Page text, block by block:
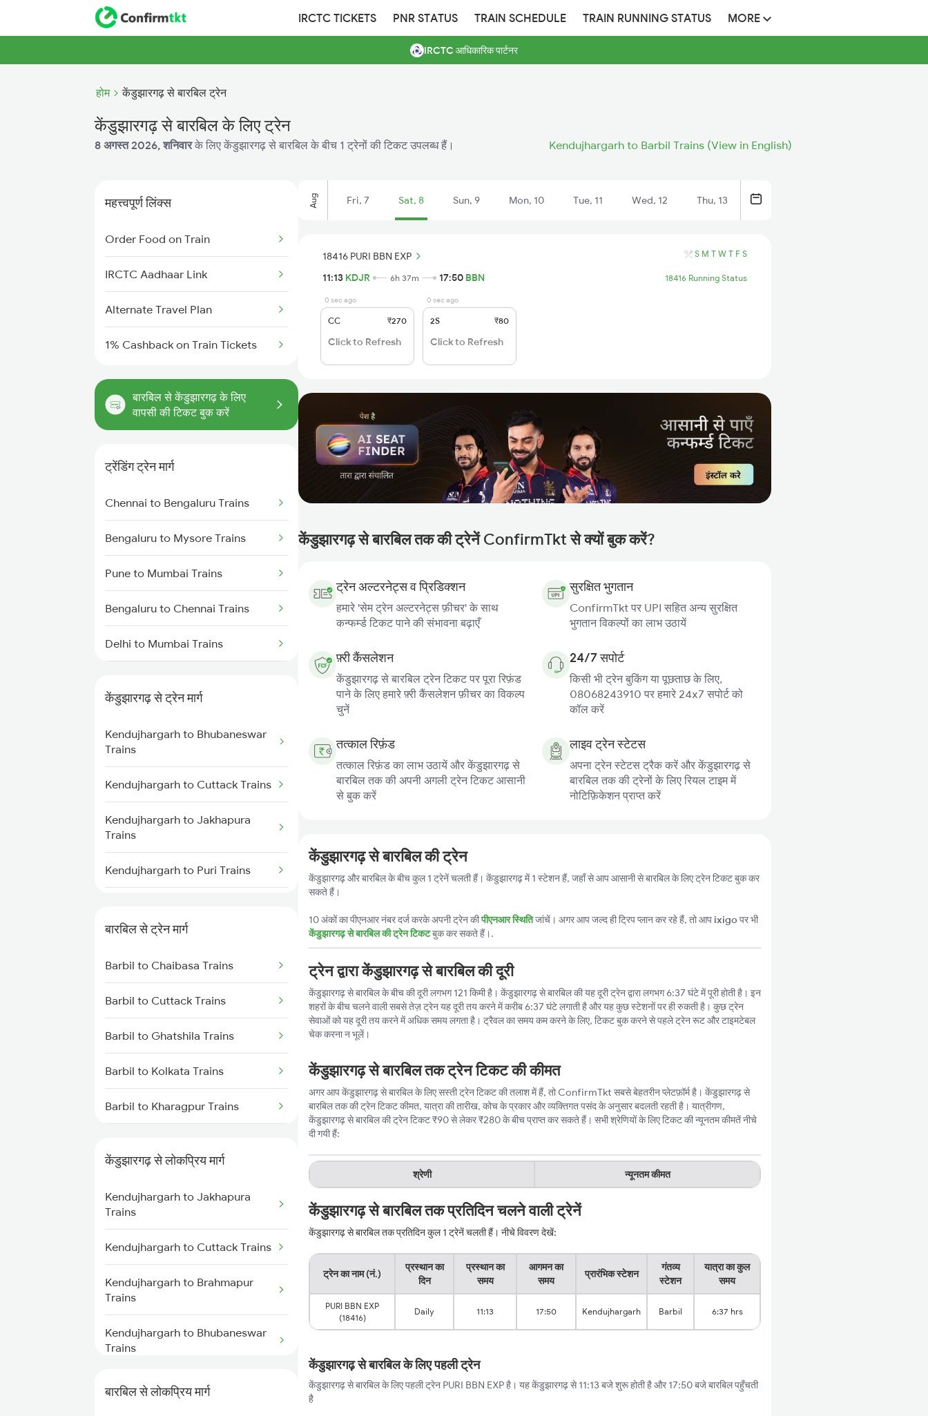
IRCTC TICKETS PNR STATUS TRAIN SCHEDULE TRAIN RUNNING STATUS MORE
IRCTC आधिकारिक पार्टनर
होम केंडुझारगढ़ से बारबिल ट्रेन
केंडुझारगढ़ से बारबिल के लिए ट्रेन
8 अगस्त 2026, शनिवारके लिए केंडुझारगढ़ से बारबिल के बीच 1 ट्रेनों की टिकट उपलब्ध हैं। Kendujhargarh to Barbil Trains (View in English)
महत्त्वपूर्ण लिंक्स
Order Food on Train
IRCTC Aadhaar Link
Alternate Travel Plan
1% Cashback on Train Tickets
बारबिल से केंडुझारगढ़ के लिए
वापसी की टिकट बुक करें
ट्रेंडिंग ट्रेन मार्ग
Chennai to Bengaluru Trains
Bengaluru to Mysore Trains
Pune to Mumbai Trains
Bengaluru to Chennai Trains
Delhi to Mumbai Trains
Mumbai to Delhi Trains
Mumbai to Goa Trains
Chennai to Coimbatore Trains
केंडुझारगढ़ से ट्रेन मार्ग
Kendujhargarh to Bhubaneswar
Trains
Kendujhargarh to Cuttack Trains
Kendujhargarh to Jakhapura
Trains
Kendujhargarh to Puri Trains
Trains
Trains
Kendujhargarh to Vizianagaram
Trains
Kendujhargarh to Brahmapur
Trains
बारबिल से ट्रेन मार्ग
Barbil to Chaibasa Trains
Barbil to Cuttack Trains
Barbil to Ghatshila Trains
Barbil to Kolkata Trains
Barbil to Kharagpur Trains
Barbil to Jamshedpur Trains
Barbil to Bhubaneswar Trains
केंडुझारगढ़ से लोकप्रिय मार्ग
Kendujhargarh to Jakhapura
Trains
Kendujhargarh to Cuttack Trains
Kendujhargarh to Brahmapur
Trains
Kendujhargarh to Bhubaneswar
Trains
Kendujhargarh to Puri Trains
बारबिल से लोकप्रिय मार्ग
Aug Fri, 7 Sat, 8 Sun, 9 Mon, 10 Tue, 11 Wed, 12 Thu, 13
18416 PURI BBN EXP S M T W T F S
11:13 KDJR 6h 37m 17:50 BBN 18416 Running Status
0 sec ago
CC ₹270
Click to Refresh
0 sec ago
2S ₹80
Click to Refresh
केंडुझारगढ़ से बारबिल तक की ट्रेनें ConfirmTkt से क्यों बुक करें?
ट्रेन अल्टरनेट्स व प्रिडिक्शन
हमारे 'सेम ट्रेन अल्टरनेट्स फ़ीचर' के साथ
कन्फर्म्ड टिकट पाने की संभावना बढ़ाएँ
सुरक्षित भुगतान
ConfirmTkt पर UPI सहित अन्य सुरक्षित
भुगतान विकल्पों का लाभ उठायें
फ़्री कैंसलेशन
केंडुझारगढ़ से बारबिल ट्रेन टिकट पर पूरा रिफ़ंड
पाने के लिए हमारे फ़्री कैंसलेशन फ़ीचर का विकल्प
चुनें
24/7 सपोर्ट
किसी भी ट्रेन बुकिंग या पूछताछ के लिए,
08068243910 पर हमारे 24x7 सपोर्ट को
कॉल करें
तत्काल रिफ़ंड
तत्काल रिफ़ंड का लाभ उठायें और केंडुझारगढ़ से
बारबिल तक की अपनी अगली ट्रेन टिकट आसानी
से बुक करें
लाइव ट्रेन स्टेटस
अपना ट्रेन स्टेटस ट्रैक करें और केंडुझारगढ़ से
बारबिल तक की ट्रेनों के लिए रियल टाइम में
नोटिफ़िकेशन प्राप्त करें
केंडुझारगढ़ से बारबिल की ट्रेन
केंडुझारगढ़ और बारबिल के बीच कुल 1 ट्रेनें चलती हैं। केंडुझारगढ़ में 1 स्टेशन हैं, जहाँ से आप आसानी से बारबिल के लिए ट्रेन टिकट बुक कर
सकते हैं।
10 अंकों का पीएनआर नंबर दर्ज करके अपनी ट्रेन कीपीएनआर स्थितिजांचें। अगर आप जल्द ही ट्रिप प्लान कर रहे हैं, तो आप ixigoपर भी
केंडुझारगढ़ से बारबिल की ट्रेन टिकटबुक कर सकते हैं।.
ट्रेन द्वारा केंडुझारगढ़ से बारबिल की दूरी
केंडुझारगढ़ से बारबिल के बीच की दूरी लगभग 121 किमी है। केंडुझारगढ़ से बारबिल की यह दूरी ट्रेन द्वारा लगभग 6:37 घंटे में पूरी होती है। इन
शहरों के बीच चलने वाली सबसे तेज़ ट्रेन यह दूरी तय करने में करीब 6:37 घंटे लगाती है और यह कुछ स्टेशनों पर ही रुकती है। कुछ ट्रेन
सेवाओं को यह दूरी तय करने में अधिक समय लगता है। ट्रैवल का समय कम करने के लिए, टिकट बुक करने से पहले ट्रेन रूट और टाइमटेबल
चेक करना न भूलें।
केंडुझारगढ़ से बारबिल तक ट्रेन टिकट की कीमत
अगर आप केंडुझारगढ़ से बारबिल के लिए सस्ती ट्रेन टिकट की तलाश में हैं, तो ConfirmTkt सबसे बेहतरीन प्लेटफ़ॉर्म है। केंडुझारगढ़ से
बारबिल तक की ट्रेन टिकट कीमत, यात्रा की तारीख, कोच के प्रकार और व्यक्तिगत पसंद के अनुसार बदलती रहती है। यात्रीगण,
केंडुझारगढ़ से बारबिल की ट्रेन टिकट ₹90 से लेकर ₹280 के बीच प्राप्त कर सकते हैं। सभी श्रेणियों के लिए टिकट की न्यूनतम कीमतें नीचे
दी गयी हैं:
श्रेणी न्यूनतम कीमत
केंडुझारगढ़ से बारबिल तक प्रतिदिन चलने वाली ट्रेनें
केंडुझारगढ़ से बारबिल तक प्रतिदिन कुल 1 ट्रेनें चलती हैं। नीचे विवरण देखें:
ट्रेन का नाम (नं.)
प्रस्थान का
दिन
प्रस्थान का
समय
आगमन का
समय
प्रारंभिक स्टेशन
गंतव्य
स्टेशन
यात्रा का कुल
समय
PURI BBN EXP
(18416)
Daily 11:13 17:50 Kendujhargarh Barbil 6:37 hrs
केंडुझारगढ़ से बारबिल के लिए पहली ट्रेन
केंडुझारगढ़ से बारबिल के लिए पहली ट्रेन PURI BBN EXP है। यह केंडुझारगढ़ से 11:13 बजे शुरू होती है और 17:50 बजे बारबिल पहुँचती
है